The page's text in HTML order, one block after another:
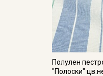
Полулен
"Полоски"